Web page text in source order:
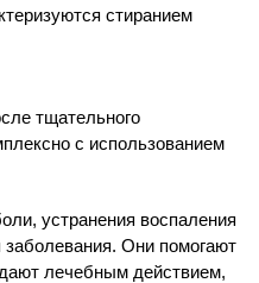
стиранием
тщательного
с использованием
устранения воспаления
Они помогают
лечебным действием,